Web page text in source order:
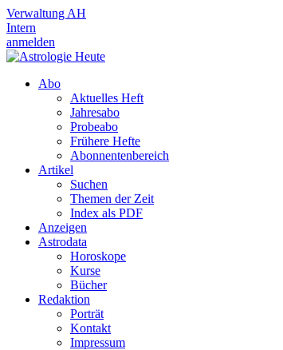
Verwaltung AH
Intern
anmelden
Abo
Aktuelles Heft
Jahresabo
Probeabo
Frühere Hefte
Abonnentenbereich
Artikel
Suchen
Themen der Zeit
Index als PDF
Anzeigen
Astrodata
Horoskope
Kurse
Bücher
Redaktion
Porträt
Kontakt
Impressum